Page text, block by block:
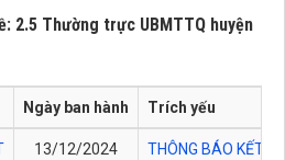
2.5 Thường trực UBMTTQ huyện
Ngày ban hành Trích yếu
13/12/2024 THÔNG BÁO KẾT